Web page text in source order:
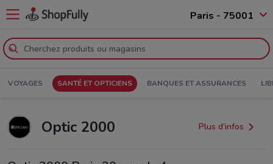
Paris - 75001
VOYAGES SANTÉ ET OPTICIENS BANQUES ET ASSURANCES
Optic 2000 Plus d’infos